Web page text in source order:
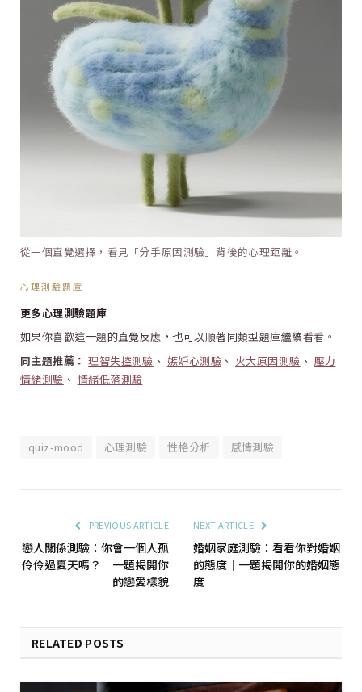
從一個直覺選擇，看見「分手原因測驗」背後的心理距離。
心理測驗題庫
更多心理測驗題庫
如果你喜歡這一題的直覺反應，也可以順著同類型題庫繼續看看。
同主題推薦： 理智失控測驗 、 嫉妒心測驗 、 火大原因測驗 、 壓力
情緒測驗 、 情緒低落測驗
quiz-mood 心理測驗 性格分析 感情測驗
PREVIOUS ARTICLE
戀人關係測驗：你會一個人孤
伶伶過夏天嗎？｜一題揭開你
的戀愛樣貌
NEXT ARTICLE
婚姻家庭測驗：看看你對婚姻
的態度｜一題揭開你的婚姻態
度
RELATED POSTS